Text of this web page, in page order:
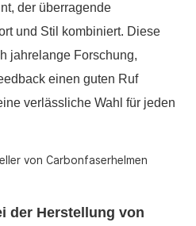
der überragende
und Stil kombiniert. Diese
jahrelange Forschung,
einen guten Ruf
verlässliche Wahl für jeden
der Herstellung von